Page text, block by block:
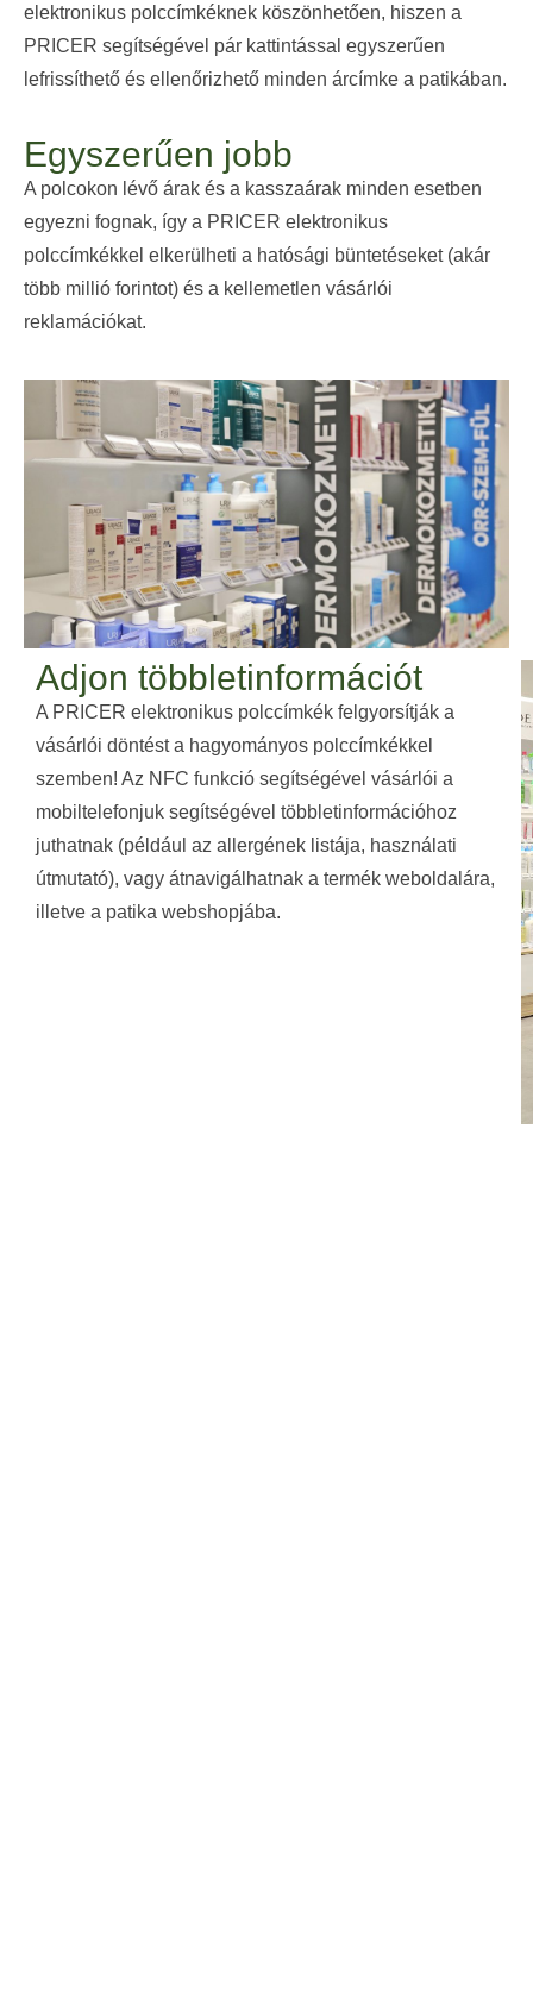
elektronikus polccímkéknek köszönhetően, hiszen a
PRICER segítségével pár kattintással egyszerűen
lefrissíthető és ellenőrizhető minden árcímke a patikában.
Egyszerűen jobb
A polcokon lévő árak és a kasszaárak minden esetben
egyezni fognak, így a PRICER elektronikus
polccímkékkel elkerülheti a hatósági büntetéseket (akár
több millió forintot) és a kellemetlen vásárlói
reklamációkat.
Adjon többletinformációt
A PRICER elektronikus polccímkék felgyorsítják a
vásárlói döntést a hagyományos polccímkékkel
szemben! Az NFC funkció segítségével vásárlói a
mobiltelefonjuk segítségével többletinformációhoz
juthatnak (például az allergének listája, használati
útmutató), vagy átnavigálhatnak a termék weboldalára,
illetve a patika webshopjába.